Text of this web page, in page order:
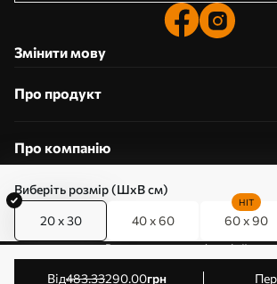
Виберіть розмір (ШхВ см)
20 x 30 40 x 60 60 x 90
HIT
від483.33290.00грн
Змінити мову
Про продукт
Про компанію
0800357223
Редагування дозволів на файли
© 2011-2026 Art-holst. Усі права